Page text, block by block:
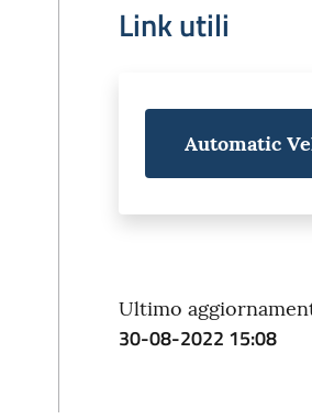
Link utili
Automatic
Ultimo
30-08-2022 15:08